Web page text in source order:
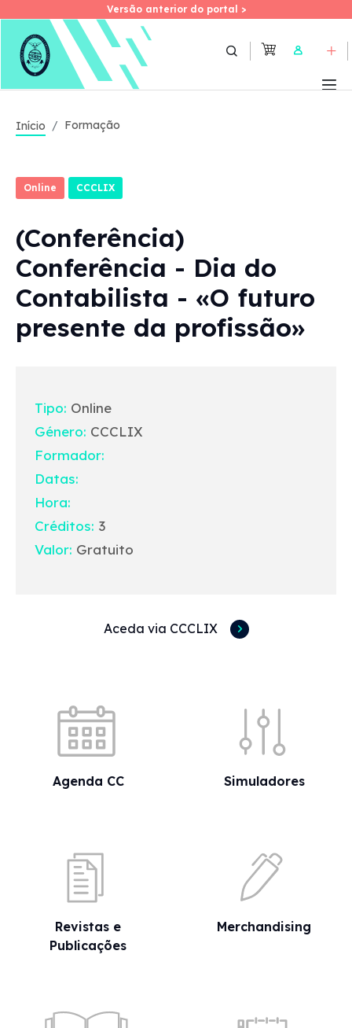
Skip
Versão anterior do portal >
Versão anterior do portal >
User
Início Formação
Online CCCLIX
(Conferência)
Conferência - Dia do
Contabilista - «O futuro
presente da profissão»
Tipo: Online
Género: CCCLIX
Formador:
Datas:
Hora:
Créditos: 3
Valor: Gratuito
Aceda via CCCLIX
Agenda CC Simuladores
Revistas e
Publicações
Merchandising